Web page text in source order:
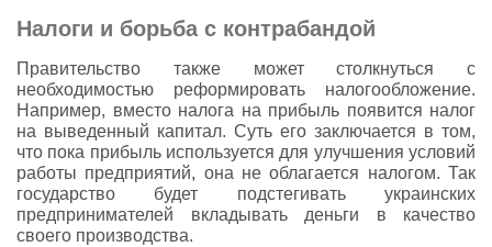
Налоги и борьба с контрабандой
Правительство также может столкнуться с
необходимостью реформировать налогообложение.
Например, вместо налога на прибыль появится налог
на выведенный капитал. Суть его заключается в том,
что пока прибыль используется для улучшения условий
работы предприятий, она не облагается налогом. Так
государство будет подстегивать украинских
предпринимателей вкладывать деньги в качество
своего производства.